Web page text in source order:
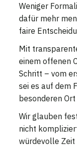
Weniger
dafür mehr
faire
Mit
einem offenen
Schritt – vom
sei es auf dem
besonderen
Wir glauben
nicht
würdevolle Zeit